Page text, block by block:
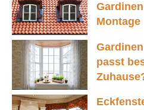
Montage
passt